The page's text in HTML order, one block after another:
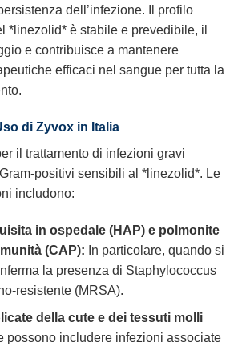
dell’infezione. Il profilo
*linezolid* è stabile e prevedibile, il
e contribuisce a mantenere
efficaci nel sangue per tutta la
di Zyvox in Italia
il trattamento di infezioni gravi
positivi sensibili al *linezolid*. Le
includono:
in ospedale (HAP) e polmonite
(CAP): In particolare, quando si
la presenza di Staphylococcus
resistente (MRSA).
della cute e dei tessuti molli
possono includere infezioni associate